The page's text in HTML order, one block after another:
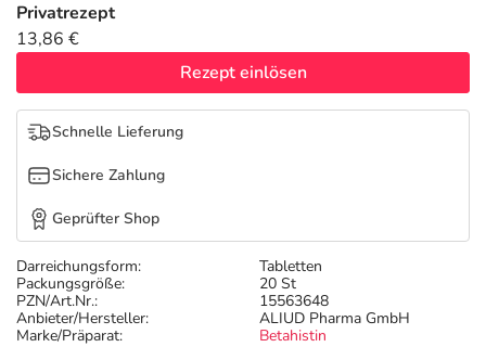
Darreichungsform:
Tabletten
Packungsgröße:
20 St
PZN/Art.Nr.:
15563648
Anbieter/Hersteller:
ALIUD Pharma GmbH
Marke/Präparat:
Betahistin
Privatrezept
13,86 €
Rezept einlösen
Schnelle Lieferung
Sichere Zahlung
Geprüfter Shop